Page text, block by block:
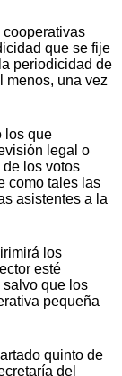
que se fije
periodicidad de
menos, una vez
los que
legal o
los votos
como tales las
asistentes a la
los
esté
salvo que los
pequeña
quinto de
del